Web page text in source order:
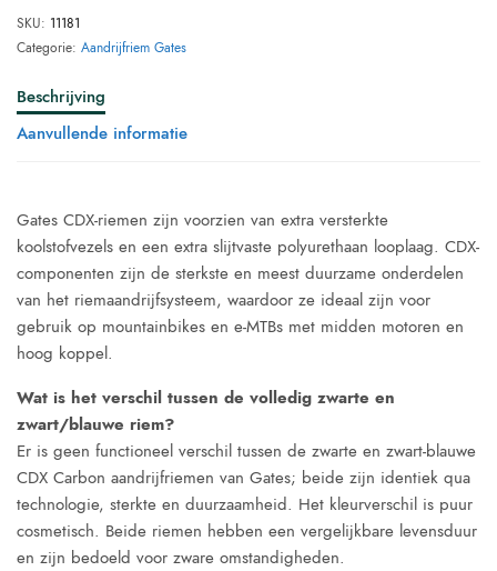
SKU: 11181
Categorie: Aandrijfriem Gates
Beschrijving
Aanvullende informatie
Gates CDX-riemen zijn voorzien van extra versterkte
koolstofvezels en een extra slijtvaste polyurethaan looplaag. CDX-
componenten zijn de sterkste en meest duurzame onderdelen
van het riemaandrijfsysteem, waardoor ze ideaal zijn voor
gebruik op mountainbikes en e-MTBs met midden motoren en
hoog koppel.
Wat is het verschil tussen de volledig zwarte en
zwart/blauwe riem?
Er is geen functioneel verschil tussen de zwarte en zwart-blauwe
CDX Carbon aandrijfriemen van Gates; beide zijn identiek qua
technologie, sterkte en duurzaamheid. Het kleurverschil is puur
cosmetisch. Beide riemen hebben een vergelijkbare levensduur
en zijn bedoeld voor zware omstandigheden.